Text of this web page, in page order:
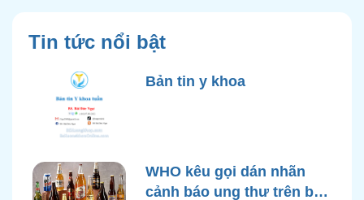
Tin tức nổi bật
Bản tin y khoa
WHO kêu gọi dán nhãn
cảnh báo ung thư trên bao